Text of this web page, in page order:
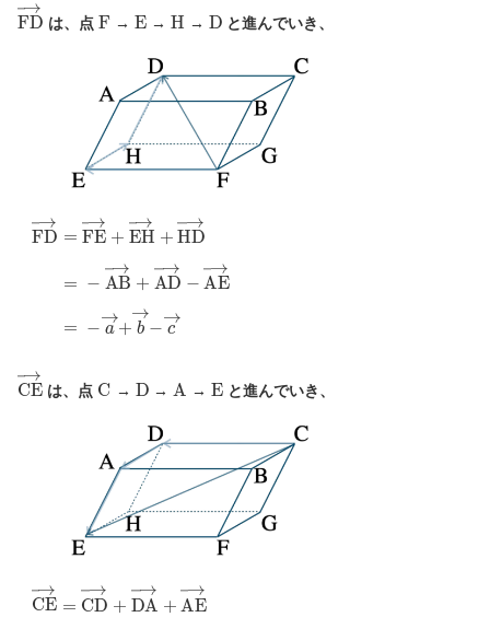
FD →
は、点 F→ E → H → D と進んでいき、
E→ H→ HD→
CE →
は、点 C → D → A → E と進んでいき、